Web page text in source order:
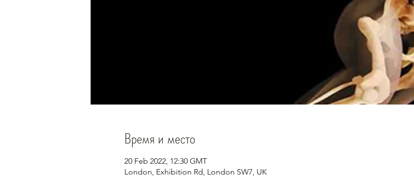
Время и место
20 Feb 2022, 12:30 GMT
London, Exhibition Rd, London SW7, UK